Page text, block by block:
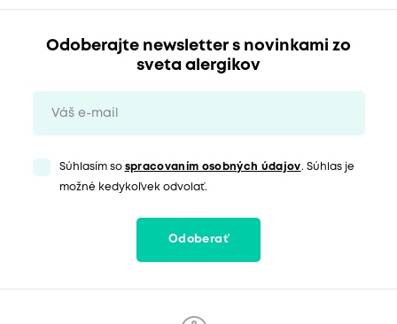
Odoberajte newsletter s novinkami zo
sveta alergikov
Súhlasím so spracovaním osobných údajov. Súhlas je
možné kedykoľvek odvolať.
Odoberať